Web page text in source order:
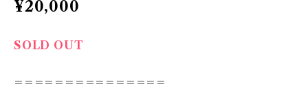
¥20,000
SOLD OUT
＝＝＝＝＝＝＝＝＝＝＝＝＝＝＝